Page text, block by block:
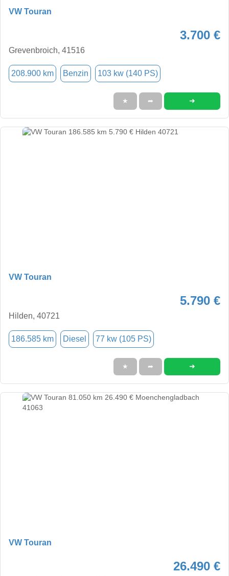
VW Touran
3.700 €
Grevenbroich, 41516
208.900 km Benzin 103 kw (140 PS)
★ ➦ ➜
VW Touran
5.790 €
Hilden, 40721
186.585 km Diesel 77 kw (105 PS)
★ ➦ ➜
VW Touran
26.490 €